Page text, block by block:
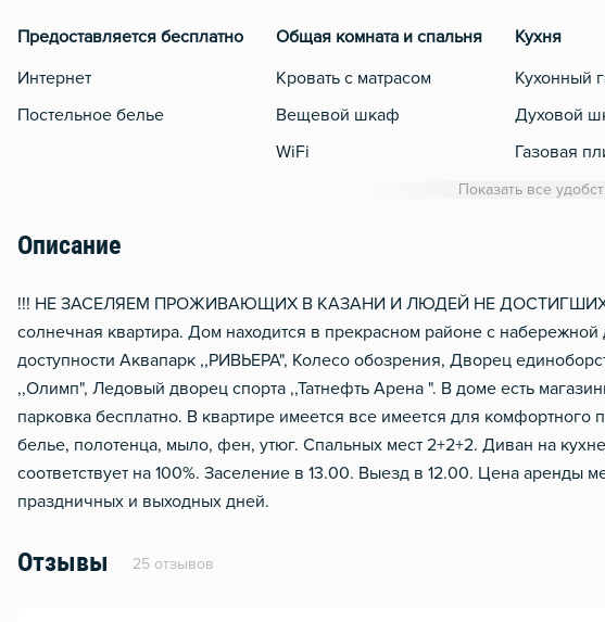
Предоставляется бесплатно
Интернет
Постельное белье
Общая комната и спальня
Кровать с матрасом
Вещевой шкаф
WiFi
Кухня
Кухонный
Духовой
Газовая
Посуда
Столовые
Показать все
Описание
!!! НЕ ЗАСЕЛЯЕМ ПРОЖИВАЮЩИХ В КАЗАНИ И ЛЮДЕЙ НЕ ДОСТИГШИХ 19
солнечная квартира. Дом находится в прекрасном районе с
доступности Аквапарк ,,РИВЬЕРА", Колесо обозрения, Дворец
,,Олимп", Ледовый дворец спорта ,,Татнефть Арена ". В доме есть
парковка бесплатно. В квартире имеется все имеется для комфортного
белье, полотенца, мыло, фен, утюг. Спальных мест 2+2+2. Диван на
соответствует на 100%. Заселение в 13.00. Выезд в 12.00. Цена аренды
праздничных и выходных дней.
Отзывы 25 отзывов